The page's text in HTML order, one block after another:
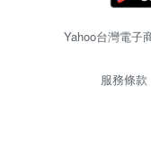
Yahoo台灣電子
服務條款